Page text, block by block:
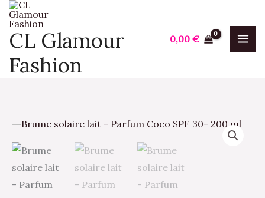
Aller
au
contenu
CL Glamour
Fashion
0,00€
quantité
de
Brume
solaire
lait